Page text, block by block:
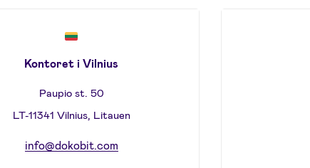
Kontoret i Vilnius
Paupio st. 50
LT-11341 Vilnius, Litauen
info@dokobit.com